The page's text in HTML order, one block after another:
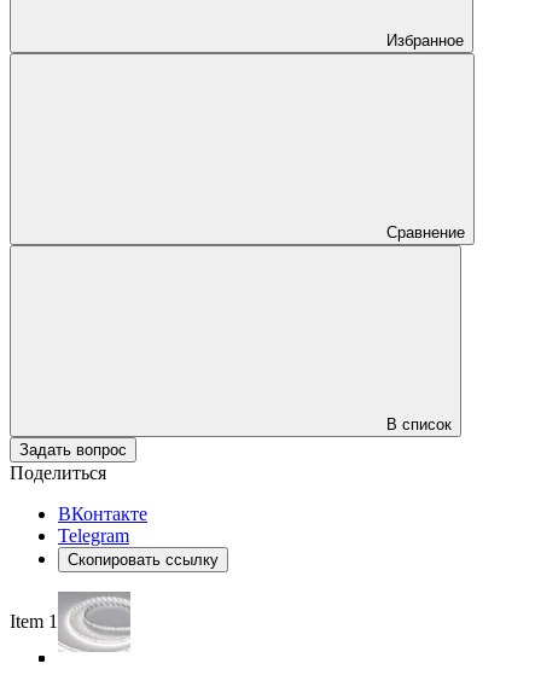
Избранное
Сравнение
В список
Задать вопрос
Поделиться
ВКонтакте
Telegram
Скопировать ссылку
Item 1 of 5